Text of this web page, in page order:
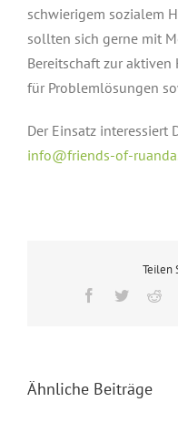
schwierigem sozialem
sollten sich gerne mit
Bereitschaft zur
für Problemlösungen
Der Einsatz interessiert
info@friends-of-
Teilen
Facebook
Twitter
Ähnliche Beiträge